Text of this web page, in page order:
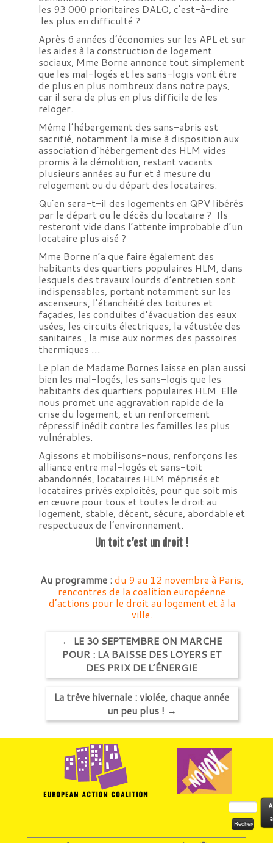
les 93 000 prioritaires DALO, c’est-à-dire
les plus en difficulté ?
Après 6 années d’économies sur les APL et sur
les aides à la construction de logement
sociaux, Mme Borne annonce tout simplement
que les mal-logés et les sans-logis vont être
de plus en plus nombreux dans notre pays,
car il sera de plus en plus difficile de les
reloger.
Même l’hébergement des sans-abris est
sacrifié, notamment la mise à disposition aux
association d’hébergement des HLM vides
promis à la démolition, restant vacants
plusieurs années au fur et à mesure du
relogement ou du départ des locataires.
Qu’en sera-t-il des logements en QPV libérés
par le départ ou le décès du locataire ? Ils
resteront vide dans l’attente improbable d’un
locataire plus aisé ?
Mme Borne n’a que faire également des
habitants des quartiers populaires HLM, dans
lesquels des travaux lourds d’entretien sont
indispensables, portant notamment sur les
ascenseurs, l’étanchéité des toitures et
façades, les conduites d’évacuation des eaux
usées, les circuits électriques, la vétustée des
sanitaires , la mise aux normes des passoires
thermiques …
Le plan de Madame Bornes laisse en plan aussi
bien les mal-logés, les sans-logis que les
habitants des quartiers populaires HLM. Elle
nous promet une aggravation rapide de la
crise du logement, et un renforcement
répressif inédit contre les familles les plus
vulnérables.
Agissons et mobilisons-nous, renforçons les
alliance entre mal-logés et sans-toit
abandonnés, locataires HLM méprisés et
locataires privés exploités, pour que soit mis
en œuvre pour tous et toutes le droit au
logement, stable, décent, sécure, abordable et
respectueux de l’environnement.
Un toit c’est un droit !
Au programme :du 9 au 12 novembre à Paris,
rencontres de la coalition européenne
d’actions pour le droit au logement et à la
ville.
← LE 30 SEPTEMBRE ON MARCHE
POUR : LA BAISSE DES LOYERS ET
DES PRIX DE L’ÉNERGIE
La trêve hivernale : violée, chaque année
un peu plus ! →
Rechercher :